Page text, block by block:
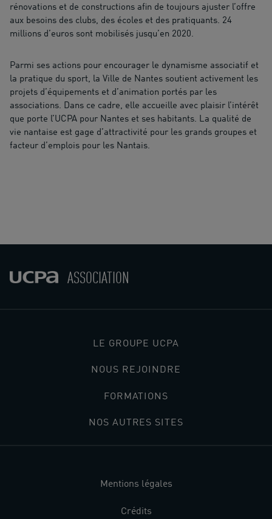
rénovations et de constructions afin de toujours ajuster l’offre
aux besoins des clubs, des écoles et des pratiquants. 24
millions d’euros sont mobilisés jusqu’en 2020.
Parmi ses actions pour encourager le dynamisme associatif et
la pratique du sport, la Ville de Nantes soutient activement les
projets d’équipements et d’animation portés par les
associations. Dans ce cadre, elle accueille avec plaisir l’intérêt
que porte l’UCPA pour Nantes et ses habitants. La qualité de
vie nantaise est gage d’attractivité pour les grands groupes et
facteur d’emplois pour les Nantais.
ASSOCIATION
LE GROUPE UCPA
NOUS REJOINDRE
FORMATIONS
NOS AUTRES SITES
Mentions légales
Crédits